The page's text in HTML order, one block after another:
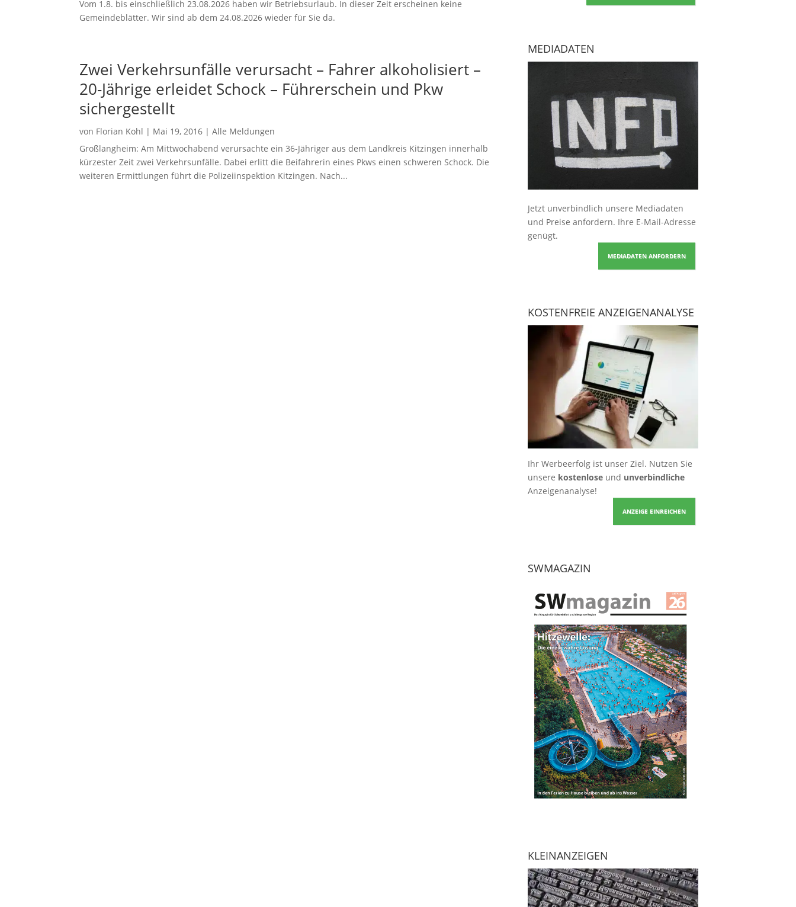
Vom 1.8. bis einschließlich 23.08.2026 haben wir Betriebsurlaub. In dieser Zeit erscheinen keine
Gemeindeblätter. Wir sind ab dem 24.08.2026 wieder für Sie da.
Zwei Verkehrsunfälle verursacht – Fahrer alkoholisiert –
20-Jährige erleidet Schock – Führerschein und Pkw
sichergestellt
von Florian Kohl | Mai 19, 2016 |Alle Meldungen
Großlangheim: Am Mittwochabend verursachte ein 36-Jähriger aus dem Landkreis Kitzingen innerhalb
kürzester Zeit zwei Verkehrsunfälle. Dabei erlitt die Beifahrerin eines Pkws einen schweren Schock. Die
weiteren Ermittlungen führt die Polizeiinspektion Kitzingen. Nach...
MEDIADATEN
Jetzt unverbindlich unsere Mediadaten
und Preise anfordern. Ihre E-Mail-Adresse
genügt.
MEDIADATEN ANFORDERN
KOSTENFREIE ANZEIGENANALYSE
Ihr Werbeerfolg ist unser Ziel. Nutzen Sie
unsere kostenloseund unverbindliche
Anzeigenanalyse!
ANZEIGE EINREICHEN
SWMAGAZIN
KLEINANZEIGEN